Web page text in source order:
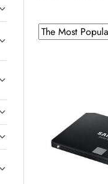
Sorting
applied:
Sort
by